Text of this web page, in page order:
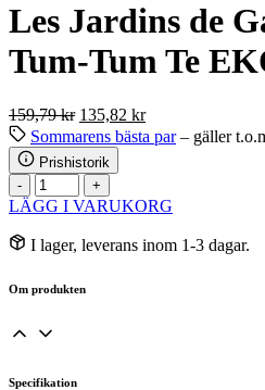
Les Jardins de
Tum-Tum Te
159,79kr Det
ursprungliga
priset
var:
159,79 kr.
135,82 krDet
nuvarande
Sommarens bästa par– gäller
Prishistorik
-
Les
Jardins
Gaïa
Tummy
Tum
EKO
mängd
+
LÄGG I VARUKORG
I lager, leverans inom 1-3 dagar.
Om produkten
Specifikation